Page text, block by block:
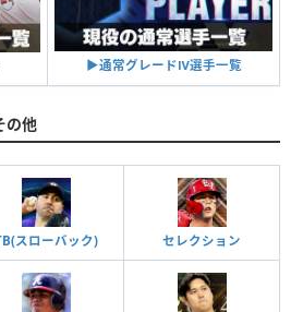
▶︎通常グレードⅣ選手一覧
の他
スローバック) セレクション